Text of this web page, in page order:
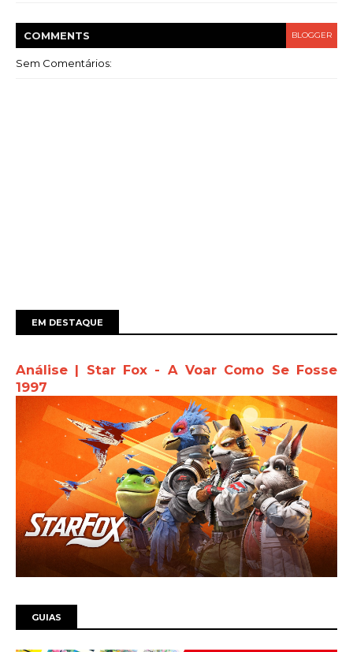
COMMENTS BLOGGER
Sem Comentários:
EM DESTAQUE
Análise | Star Fox - A Voar Como Se Fosse
1997
GUIAS